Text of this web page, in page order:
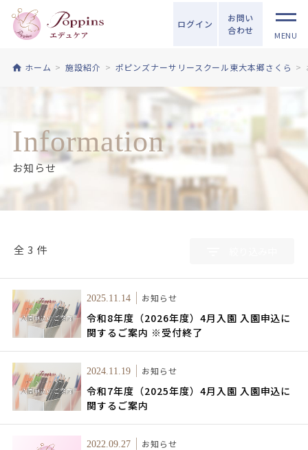
ログイン
お問い
合わせ
MENU
ホーム 施設紹介 ポピンズナーサリースクール東大本郷さくら
Information
お知らせ
全 3 件
2025.11.14 お知らせ
令和8年度（2026年度）4月入園 入園申込に
関するご案内 ※受付終了
2024.11.19 お知らせ
令和7年度（2025年度）4月入園 入園申込に
関するご案内
2022.09.27 お知らせ